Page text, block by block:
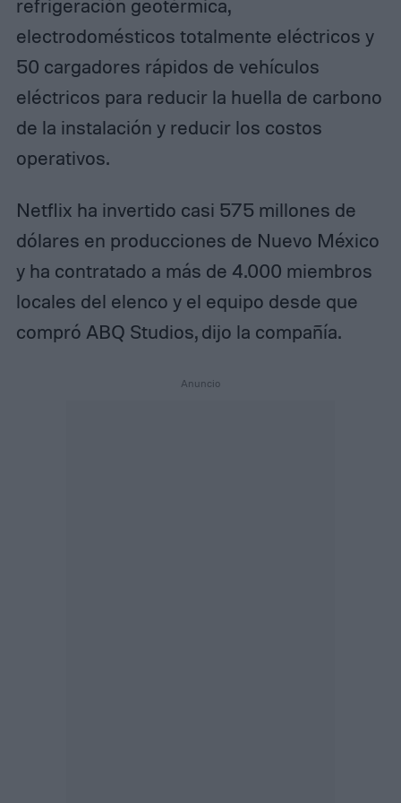
refrigeración geotérmica,
electrodomésticos totalmente eléctricos y
50 cargadores rápidos de vehículos
eléctricos para reducir la huella de carbono
de la instalación y reducir los costos
operativos.
Netflix ha invertido casi 575 millones de
dólares en producciones de Nuevo México
y ha contratado a más de 4.000 miembros
locales del elenco y el equipo desde que
compró ABQ Studios, dijo la compañía.